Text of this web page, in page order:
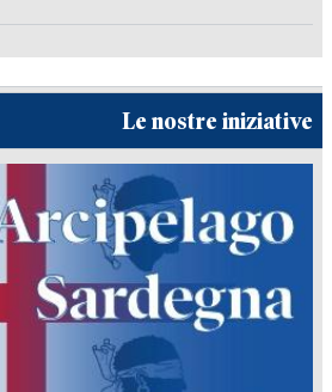
Le nostre iniziative